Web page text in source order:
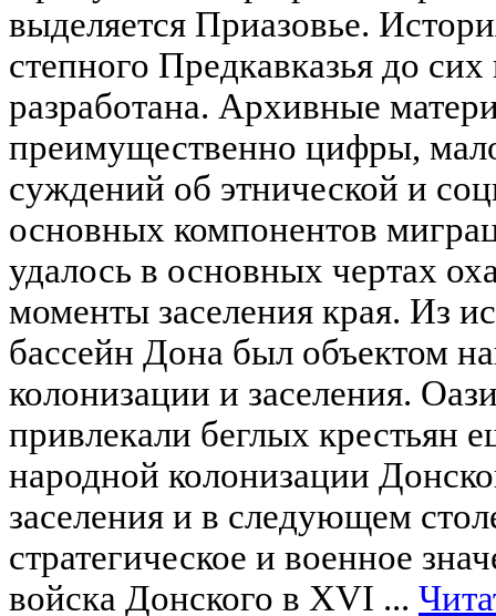
выделяется Приазовье.
степного Предкавказья до
разработана. Архивные
преимущественно цифры,
суждений об этнической и
основных компонентов
удалось в основных чертах
моменты заселения края. Из
бассейн Дона был объектом
колонизации и заселения.
привлекали беглых крестьян
народной колонизации
заселения и в следующем
стратегическое и военное
войска Донского в XVI ...